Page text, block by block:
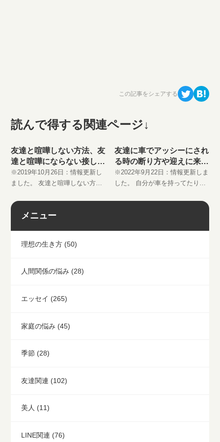
この記事をシェアする
読んで得する関連ページ↓
友達と喧嘩しない方法、友
達と喧嘩にならない接し
方、距離感
※2019年10月26日：情報更新し
ました。 友達と喧嘩しない方法
でしょうか。 特にちょっと仲良
くなると割と早い段階で友人と
友達に車でアッシーにされ
る時の断り方や迎えに来て
の断り方や足にされる断り
方など
※2022年9月22日：情報更新しま
した。 自分が車を持ってたりす
メニュー
理想の生き方 (50)
人間関係の悩み (28)
エッセイ (265)
家庭の悩み (45)
季節 (28)
友達関連 (102)
美人 (11)
LINE関連 (76)